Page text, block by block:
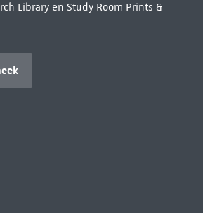
Libraryen Study Room Prints &